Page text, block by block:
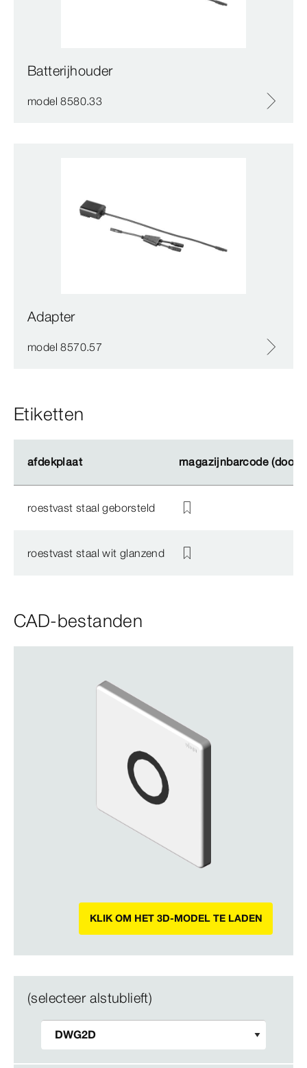
Batterijhouder
model 8580.33
Adapter
model 8570.57
Etiketten
afdekplaat magazijnbarcode (doos)
afdekplaat magazijnbarcode (doos)
roestvast staal geborsteld
roestvast staal wit glanzend
CAD-bestanden
KLIK OM HET 3D-MODEL TE LADEN
(selecteer alstublieft)